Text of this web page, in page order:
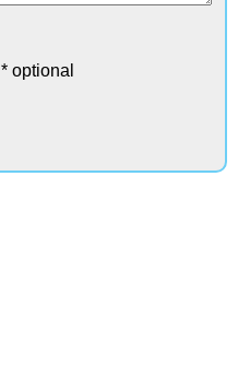
* optional